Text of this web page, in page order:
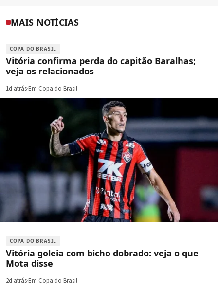
MAIS NOTÍCIAS
COPA DO BRASIL
Vitória confirma perda do capitão Baralhas;
veja os relacionados
1d atrás·Em Copa do Brasil
COPA DO BRASIL
Vitória goleia com bicho dobrado: veja o que
Mota disse
2d atrás·Em Copa do Brasil